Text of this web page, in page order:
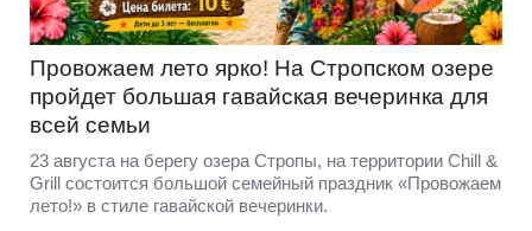
Провожаем лето ярко! На Стропском озере
пройдет большая гавайская вечеринка для
всей семьи
23 августа на берегу озера Стропы, на территории Chill &
Grill состоится большой семейный праздник «Провожаем
лето!» в стиле гавайской вечеринки.